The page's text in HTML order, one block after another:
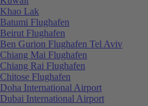
Khao Lak
Batumi Flughafen
Beirut Flughafen
Ben Gurion Flughafen Tel Aviv
Chiang Mai Flughafen
Chiang Rai Flughafen
Chitose Flughafen
Doha International Airport
Dubai International Airport